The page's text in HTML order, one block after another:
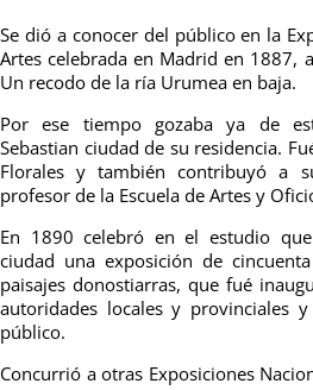
Se dió a conocer del público en la
Artes celebrada en Madrid en 1887,
Un recodo de la ría Urumea en baja.
Por ese tiempo gozaba ya de
Sebastian ciudad de su residencia.
Florales y también contribuyó a
profesor de la Escuela de Artes y
En 1890 celebró en el estudio
ciudad una exposición de
paisajes donostiarras, que fué
autoridades locales y provinciales
público.
Concurrió a otras Exposiciones